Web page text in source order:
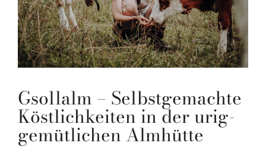
Gsollalm – Selbstgemachte
Köstlichkeiten in der urig-
gemütlichen Almhütte